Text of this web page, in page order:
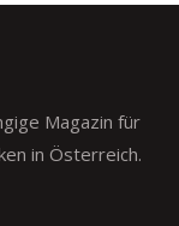
Magazin für
in Österreich.